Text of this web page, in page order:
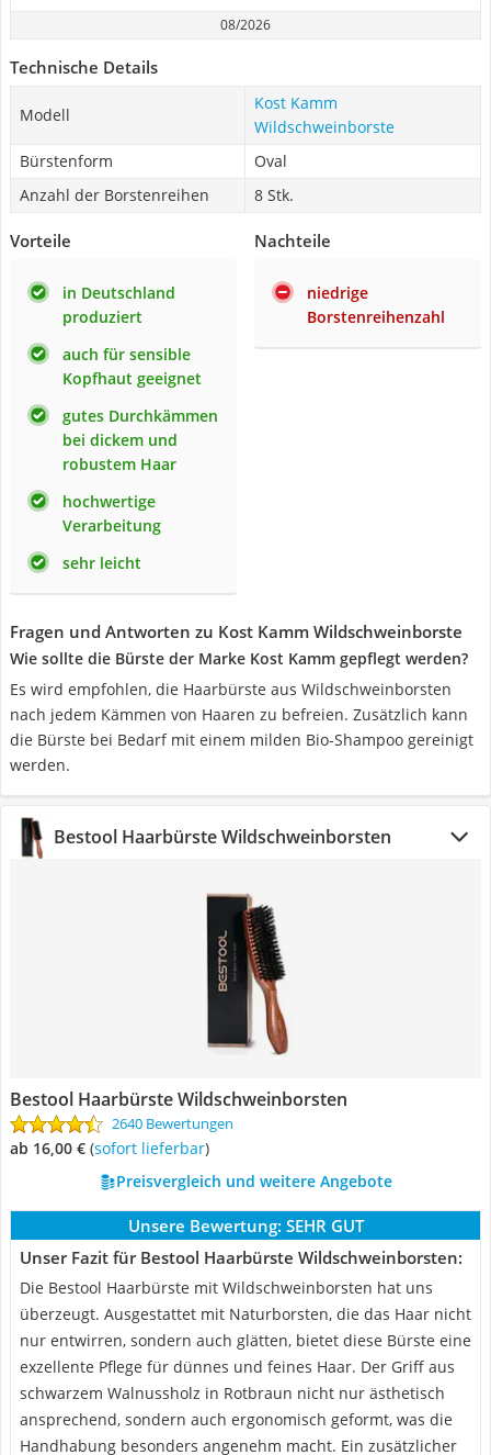
08/2026
Technische Details
Modell
Kost Kamm
Wildschweinborste
Bürstenform
Oval
Anzahl der Borstenreihen
8 Stk.
Vorteile
in Deutschland
produziert
auch für sensible
Kopfhaut geeignet
gutes Durchkämmen
bei dickem und
robustem Haar
hochwertige
Verarbeitung
sehr leicht
Nachteile
niedrige
Borstenreihenzahl
Fragen und Antworten zu Kost Kamm Wildschweinborste
Wie sollte die Bürste der Marke Kost Kamm gepflegt werden?
Es wird empfohlen, die Haarbürste aus Wildschweinborsten
nach jedem Kämmen von Haaren zu befreien. Zusätzlich kann
die Bürste bei Bedarf mit einem milden Bio-Shampoo gereinigt
werden.
Bestool Haarbürste Wildschweinborsten
Bestool Haarbürste Wildschweinborsten
2640 Bewertungen
ab 16,00 € ( Sofort lieferbar)
Preisvergleich und weitere Angebote
Unsere Bewertung: SEHR GUT
Unser Fazit für Bestool Haarbürste Wildschweinborsten:
Die Bestool Haarbürste mit Wildschweinborsten hat uns
überzeugt. Ausgestattet mit Naturborsten, die das Haar nicht
nur entwirren, sondern auch glätten, bietet diese Bürste eine
exzellente Pflege für dünnes und feines Haar. Der Griff aus
schwarzem Walnussholz in Rotbraun nicht nur ästhetisch
ansprechend, sondern auch ergonomisch geformt, was die
Handhabung besonders angenehm macht. Ein zusätzlicher